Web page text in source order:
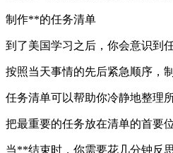
制作**的任务清单
到了美国学习之后，你会意识到
按照当天事情的先后紧急顺序，
任务清单可以帮助你冷静地整理
把最重要的任务放在清单的首要
当**结束时，你需要花几分钟反